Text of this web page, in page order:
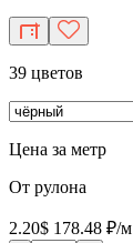
39 цветов
Цена за метр
От рулона
2.20$ 178.48 ₽/м